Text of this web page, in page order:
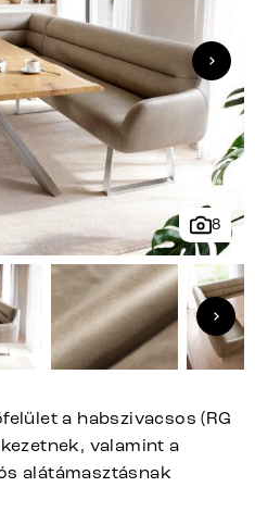
8
a habszivacsos (RG
valamint a
alátámasztásnak